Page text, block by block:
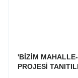
'BİZİM
PROJESİ